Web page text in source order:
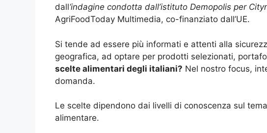
dall‘indagine condotta dall’istituto Demopolis per
AgriFoodToday Multimedia, co-finanziato dall’UE.
Si tende ad essere più informati e attenti alla
geografica, ad optare per prodotti selezionati,
scelte alimentari degli italiani? Nel nostro focus,
domanda.
Le scelte dipendono dai livelli di conoscenza sul
alimentare.